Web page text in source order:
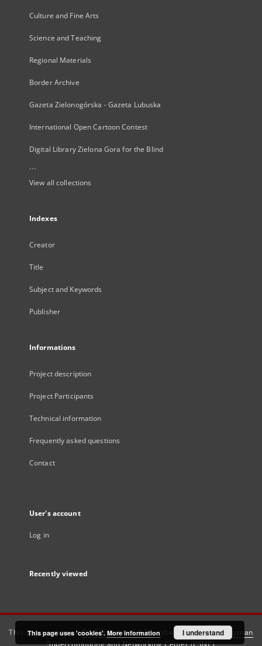
Culture and Fine Arts
Science and Teaching
Regional Materials
Border Archive
Gazeta Zielonogórska - Gazeta Lubuska
International Open Cartoon Contest
Digital Library Zielona Gora for the Blind
...
View all collections
Indexes
Creator
Title
Subject and Keywords
Publisher
Informations
Project description
Project Participants
Technical information
Frequently asked questions
Contact
User's account
Log in
Recently viewed
This service runs onDInGO dLibra 6.3.21software created by
Poznan
Supercomputing and Networking Center (PSNC)
This page uses 'cookies'. More information I understand